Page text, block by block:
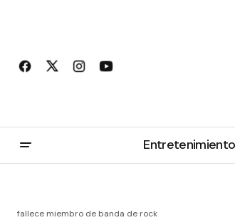
Entretenimiento
fallece miembro de banda de rock